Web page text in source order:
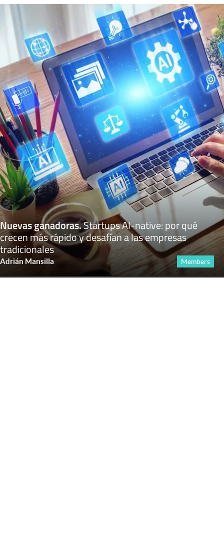
Nuevas ganadoras.Startups AI-native: por qué
crecen más rápido y desafían a las empresas
tradicionales
Adrián Mansilla Members